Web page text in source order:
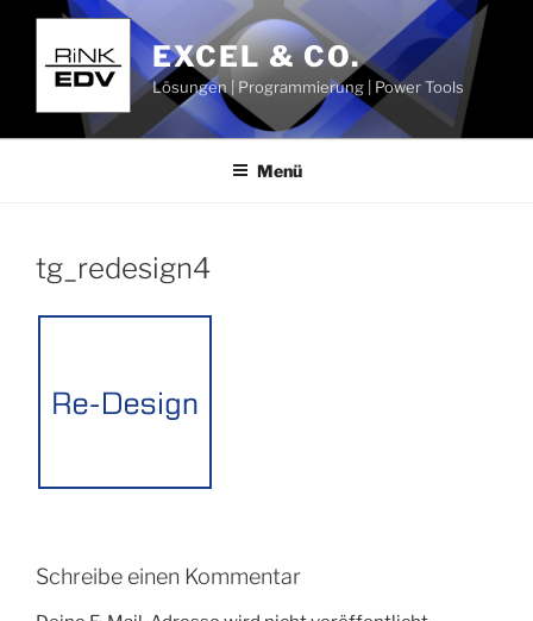
Zum
springen
EXCEL & CO.
Lösungen | Programmierung | Power Tools
Menü
tg_redesign4
Schreibe einen Kommentar